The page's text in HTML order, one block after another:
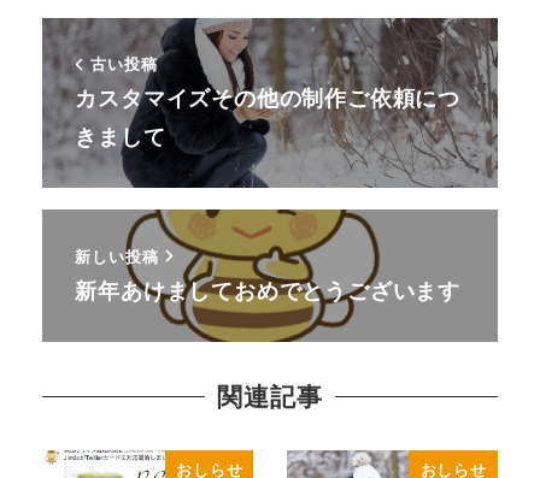
古い投稿
カスタマイズその他の制作ご依頼につ
きまして
新しい投稿
新年あけましておめでとうございます
関連記事
おしらせ おしらせ